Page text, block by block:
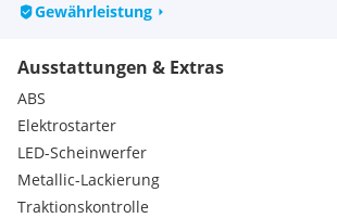
Gewährleistung
Ausstattungen & Extras
ABS
Elektrostarter
LED-Scheinwerfer
Metallic-Lackierung
Traktionskontrolle